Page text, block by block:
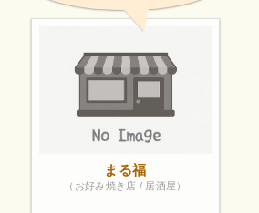
まる福
（お好み焼き店 / 居酒屋）